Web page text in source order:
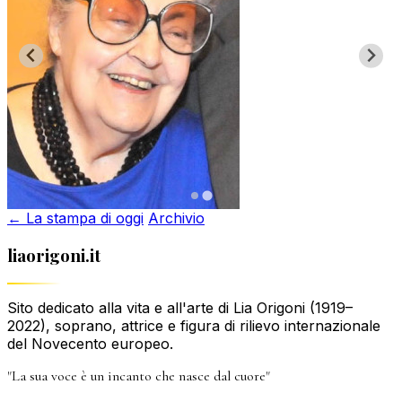
← La stampa di oggi Archivio
liaorigoni.it
Sito dedicato alla vita e all'arte di Lia Origoni (1919–
2022), soprano, attrice e figura di rilievo internazionale
del Novecento europeo.
"La sua voce è un incanto che nasce dal cuore"